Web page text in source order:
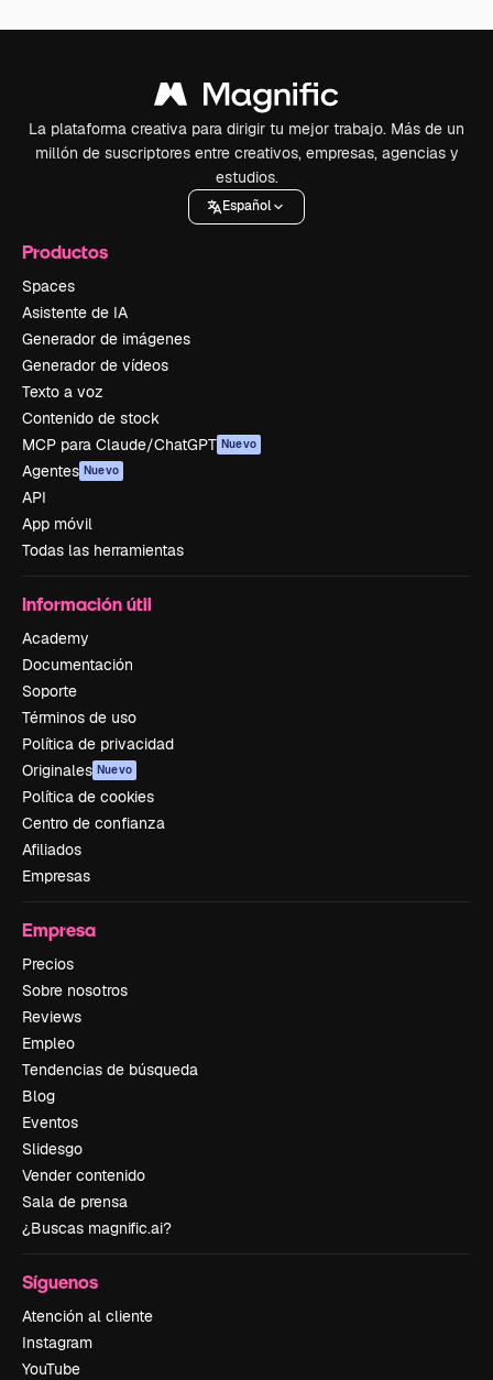
La plataforma creativa para dirigir tu mejor trabajo. Más de un
millón de suscriptores entre creativos, empresas, agencias y
estudios.
Español
Productos
Spaces
Asistente de IA
Generador de imágenes
Generador de vídeos
Texto a voz
Contenido de stock
MCP para Claude/ChatGPT Nuevo
Agentes Nuevo
API
App móvil
Todas las herramientas
Información útil
Academy
Documentación
Soporte
Términos de uso
Política de privacidad
Originales Nuevo
Política de cookies
Centro de confianza
Afiliados
Empresas
Empresa
Precios
Sobre nosotros
Reviews
Empleo
Tendencias de búsqueda
Blog
Eventos
Slidesgo
Vender contenido
Sala de prensa
¿Buscas magnific.ai?
Síguenos
Atención al cliente
Instagram
YouTube